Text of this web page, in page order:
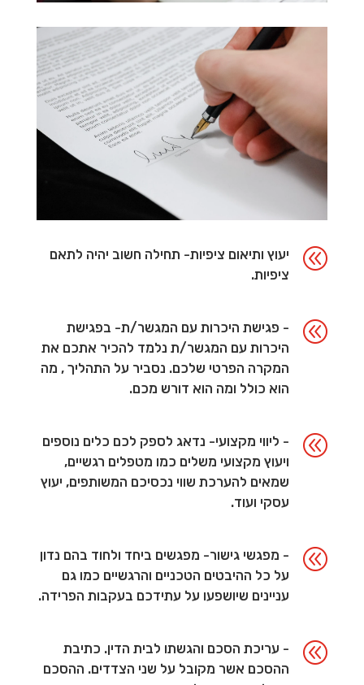
@
יעוץ ותיאום ציפיות- תחילה חשוב יהיה לתאם
ציפיות.
@
- פגישת היכרות עם המגשר/ת- בפגישת
היכרות עם המגשר/ת נלמד להכיר אתכם את
המקרה הפרטי שלכם. נסביר על התהליך , מה
הוא כולל ומה הוא דורש מכם.
@
- ליווי מקצועי- נדאג לספק לכם כלים נוספים
ויעוץ מקצועי משלים כמו מטפלים רגשיים,
שמאים להערכת שווי נכסיכם המשותפים, יעוץ
עסקי ועוד.
@
- מפגשי גישור- מפגשים ביחד ולחוד בהם נדון
על כל ההיבטים הטכניים והרגשיים כמו גם
עניינים שיושפעו על עתידכם בעקבות הפרידה.
@
- עריכת הסכם והגשתו לבית הדין. כתיבת
ההסכם אשר מקובל על שני הצדדים. ההסכם